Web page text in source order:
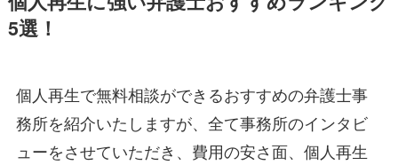
5選！
個人再生で無料相談ができるおすすめの弁護士事
務所を紹介いたしますが、全て事務所のインタビ
ューをさせていただき、費用の安さ面、個人再生